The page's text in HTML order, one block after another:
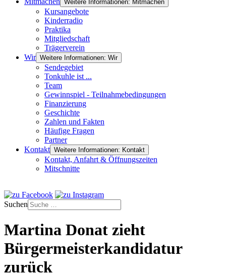
Weitere Informationen: Mitmachen
Kursangebote
Kinderradio
Praktika
Mitgliedschaft
Trägerverein
Wir Weitere Informationen: Wir
Sendegebiet
Tonkuhle ist ...
Team
Gewinnspiel - Teilnahmebedingungen
Finanzierung
Geschichte
Zahlen und Fakten
Häufige Fragen
Partner
Kontakt Weitere Informationen: Kontakt
Kontakt, Anfahrt & Öffnungszeiten
Mitschnitte
Suchen
Martina Donat zieht
Bürgermeisterkandidatur
zurück